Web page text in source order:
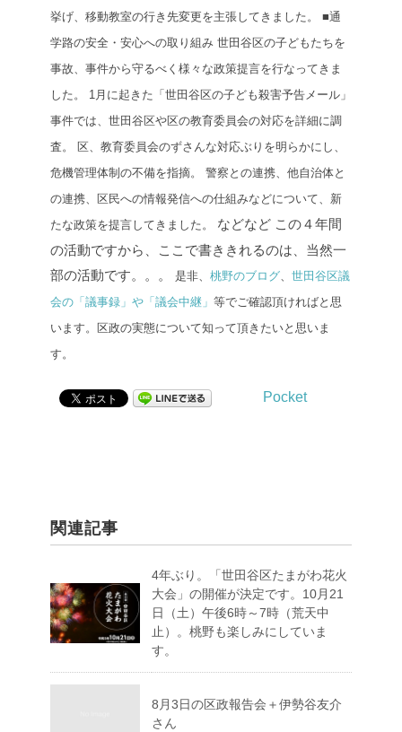
挙げ、移動教室の行き先変更を主張してきました。
■通
学路の安全・安心への取り組み 世田谷区の子どもたちを
事故、事件から守るべく様々な政策提言を行なってきま
した。
1月に起きた「世田谷区の子ども殺害予告メール」
事件では、世田谷区や区の教育委員会の対応を詳細に調
査。
区、教育委員会のずさんな対応ぶりを明らかにし、
危機管理体制の不備を指摘。
警察との連携、他自治体と
の連携、区民への情報発信への仕組みなどについて、新
たな政策を提言してきました。
などなど この４年間
の活動ですから、ここで書ききれるのは、当然一
部の活動です。。。
是非、 桃野のブログ、 世田谷区議
会の「議事録」や「議会中継」 等でご確認頂ければと思
います。
区政の実態について知って頂きたいと思いま
す。
Pocket
関連記事
4年ぶり。「世田谷区たまがわ花火
大会」の開催が決定です。10月21
日（土）午後6時～7時（荒天中
止）。桃野も楽しみにしていま
す。
8月3日の区政報告会＋伊勢谷友介
さん